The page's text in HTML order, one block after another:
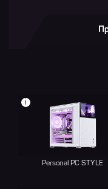
i
Personal PC STYLE